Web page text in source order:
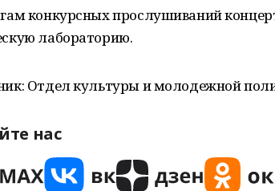
конкурсных прослушиваний
лабораторию.
Отдел культуры и молодежной
нас